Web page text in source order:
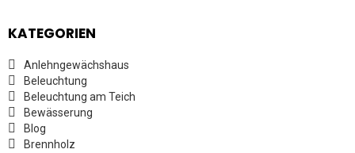
KATEGORIEN
Anlehngewächshaus
Beleuchtung
Beleuchtung am Teich
Bewässerung
Blog
Brennholz